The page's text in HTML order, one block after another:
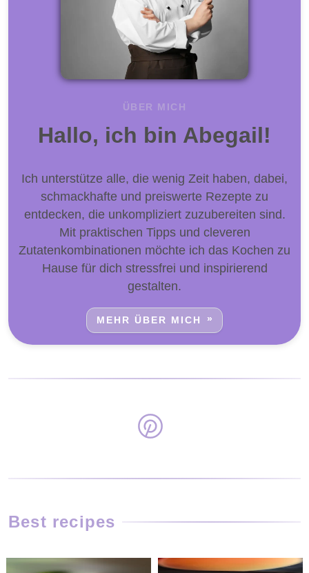
ÜBER MICH
Hallo, ich bin Abegail!
Ich unterstütze alle, die wenig Zeit haben, dabei,
schmackhafte und preiswerte Rezepte zu
entdecken, die unkompliziert zuzubereiten sind.
Mit praktischen Tipps und cleveren
Zutatenkombinationen möchte ich das Kochen zu
Hause für dich stressfrei und inspirierend
gestalten.
MEHR ÜBER MICH
Best recipes